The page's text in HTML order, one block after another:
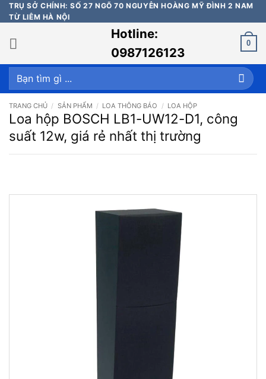
Bỏ
qua
nội
dung
TRỤ SỞ CHÍNH: SỐ 27 NGÕ 70 NGUYỄN HOÀNG MỸ ĐÌNH 2 NAM
TỪ LIÊM HÀ NỘI
Hotline:
0987126123
0
Tìm
kiếm:
TRANG CHỦ / SẢN PHẨM / LOA THÔNG BÁO / LOA HỘP
Loa hộp BOSCH LB1-UW12-D1, công
suất 12w, giá rẻ nhất thị trường